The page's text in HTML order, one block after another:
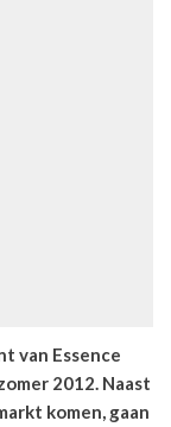
van Essence
2012. Naast
komen, gaan